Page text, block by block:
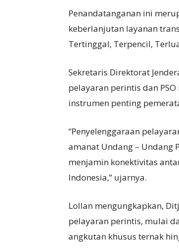
Penandatanganan ini
keberlanjutan layanan
Tertinggal, Terpencil,
Sekretaris Direktorat
pelayaran perintis dan
instrumen penting
“Penyelenggaraan
amanat Undang – Undang
menjamin konektivitas
Indonesia,” ujarnya.
Lollan mengungkapkan,
pelayaran perintis, mulai
angkutan khusus ternak